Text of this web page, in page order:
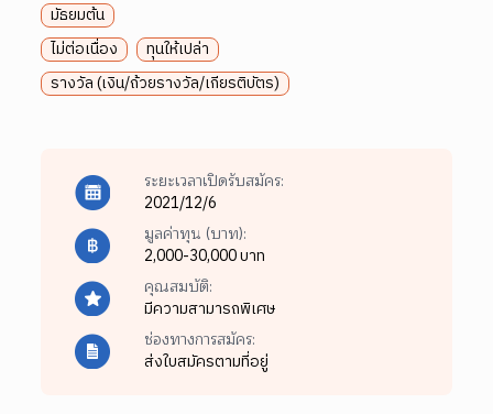
มัธยมต้น
ไม่ต่อเนื่อง
ทุนให้เปล่า
รางวัล (เงิน/ถ้วยรางวัล/เกียรติบัตร)
ระยะเวลาเปิดรับสมัคร:
2021/12/6
มูลค่าทุน (บาท):
2,000-30,000 บาท
คุณสมบัติ:
มีความสามารถพิเศษ
ช่องทางการสมัคร:
ส่งใบสมัครตามที่อยู่